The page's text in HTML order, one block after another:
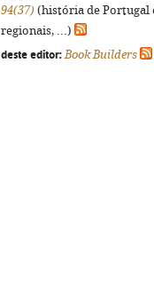
94(37) (história de Portugal
regionais, ...)
deste editor: Book Builders